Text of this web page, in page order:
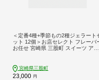
＜定番4種+季節もの2種ジェラート
ット 12個＞お店セレクト フレーバ
お任せ 宮崎県 三股町 スイーツ アイ
ギフト 贈答用 ランダム 【MI618-ci】
【Ciao Gelateria】
宮崎県三股町
23,000 円